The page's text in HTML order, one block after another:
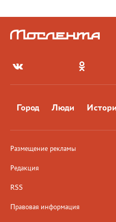
Город Люди
Размещение рекламы
Редакция
RSS
Правовая информация